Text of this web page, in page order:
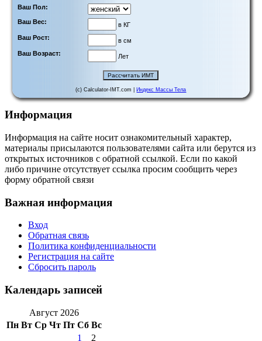
Ваш Пол:
Ваш Вес:
в КГ
Ваш Рост:
в см
Ваш Возраст:
Лет
(c) Calculator-IMT.com | Индекс Массы Тела
Информация
Информация на сайте носит ознакомительный характер,
материалы присылаются пользователями сайта или берутся из
открытых источников с обратной ссылкой. Если по какой
либо причине отсутствует ссылка просим сообщить через
форму обратной связи
Важная информация
Вход
Обратная связь
Политика конфиденциальности
Регистрация на сайте
Сбросить пароль
Календарь записей
Август 2026
Пн Вт Ср Чт Пт Сб Вс
1
2